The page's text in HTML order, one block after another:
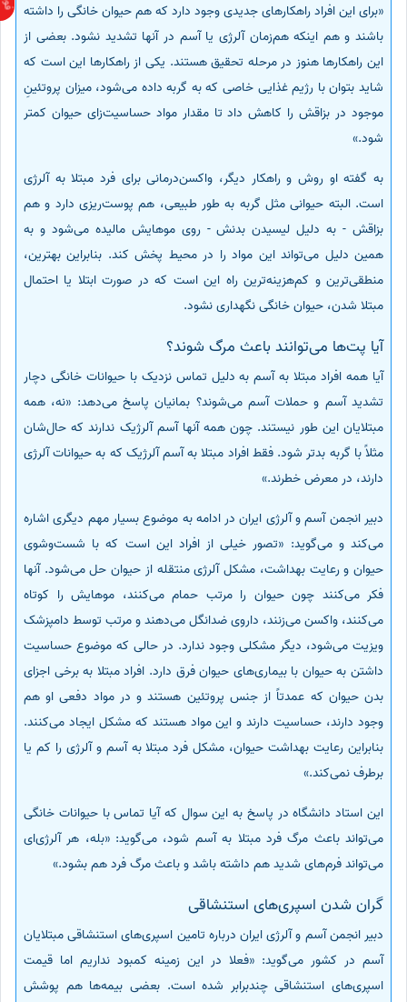
«برای این افراد راهکارهای جدیدی وجود دارد که هم حیوان خانگی را داشته
باشند و هم اینکه هم‌زمان آلرژی یا آسم در آنها تشدید نشود. بعضی از
این راهکارها هنوز در مرحله تحقیق هستند. یکی از راهکارها این است که
شاید بتوان با رژیم غذایی خاصی که به گربه داده می‌شود، میزان پروتئینِ
موجود در بزاقش را کاهش داد تا مقدار مواد حساسیت‌زای حیوان کمتر
شود.»
به گفته او روش و راهکار دیگر، واکسن‌درمانی برای فرد مبتلا به آلرژی
است. البته حیوانی مثل گربه به‌ طور طبیعی، هم پوست‌ریزی دارد و هم
بزاقش - به دلیل لیسیدن بدنش - روی موهایش مالیده می‌شود و به
همین دلیل می‌تواند این مواد را در محیط پخش کند. بنابراین بهترین،
منطقی‌ترین و کم‌هزینه‌ترین راه این است که در صورت ابتلا یا احتمال
مبتلا شدن، حیوان خانگی نگهداری نشود.
آیا پت‌ها می‌توانند باعث مرگ شوند؟
آیا همه افراد مبتلا به آسم به دلیل تماس نزدیک با حیوانات خانگی دچار
تشدید آسم و حملات آسم می‌شوند؟ بمانیان پاسخ می‌دهد: «نه، همه
مبتلایان این ‌طور نیستند. چون همه آنها آسم آلرژیک ندارند که حال‌شان
مثلاً با گربه بدتر شود. فقط افراد مبتلا به آسم آلرژیک که به حیوانات آلرژی
دارند، در معرض خطرند.»
دبیر انجمن آسم و آلرژی ایران در ادامه به موضوع بسیار مهم دیگری اشاره
می‌کند و می‌گوید: «تصور خیلی از افراد این است که با شست‌وشوی
حیوان و رعایت بهداشت، مشکل آلرژی منتقله از حیوان حل می‌شود. آنها
فکر می‌کنند چون حیوان را مرتب حمام می‌کنند، موهایش را کوتاه
می‌کنند، واکسن می‌زنند، داروی ضدانگل می‌دهند و مرتب توسط دامپزشک
ویزیت می‌شود، دیگر مشکلی وجود ندارد. در حالی که موضوع حساسیت
داشتن به حیوان با بیماری‌های حیوان فرق دارد. افراد مبتلا به برخی اجزای
بدن حیوان که عمدتاً از جنس پروتئین هستند و در مواد دفعی او هم
وجود دارند، حساسیت دارند و این مواد هستند که مشکل ایجاد می‌کنند.
بنابراین رعایت بهداشت حیوان، مشکل فرد مبتلا به آسم و آلرژی را کم یا
برطرف نمی‌کند.»
این استاد دانشگاه در پاسخ به این سوال که آیا تماس با حیوانات خانگی
می‌تواند باعث مرگ فرد مبتلا به آسم شود، می‌گوید: «بله، هر آلرژی‌ای
می‌تواند فرم‌های شدید هم داشته باشد و باعث مرگ فرد هم بشود.»
گران شدن اسپری‌های استنشاقی
دبیر انجمن آسم و آلرژی ایران درباره تامین اسپری‌های استنشاقی مبتلایان
آسم در کشور می‌گوید: «فعلا در این زمینه کمبود نداریم اما قیمت
اسپری‌های استنشاقی چندبرابر شده‌ است. بعضی بیمه‌ها هم پوشش